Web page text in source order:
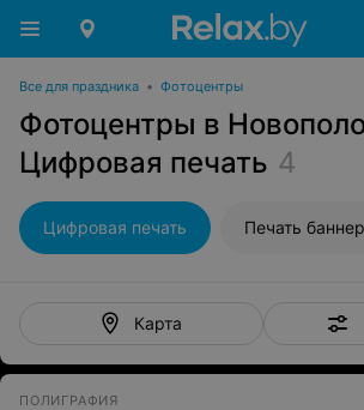
Все для праздника • Фотоцентры
Фотоцентры в
Цифровая печать 4
Цифровая печать Печать
Карта
ПОЛИГРАФИЯ